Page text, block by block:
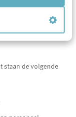
Onder het
staan de volgende